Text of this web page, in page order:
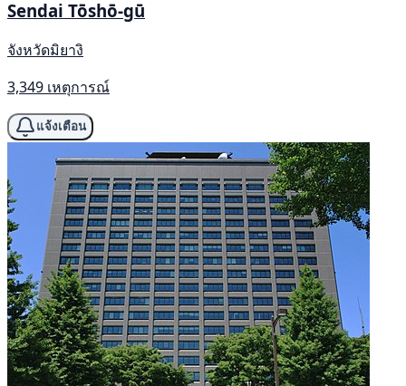
Sendai Tōshō-gū
จังหวัดมิยางิ
3,349 เหตุการณ์
แจ้งเตือน